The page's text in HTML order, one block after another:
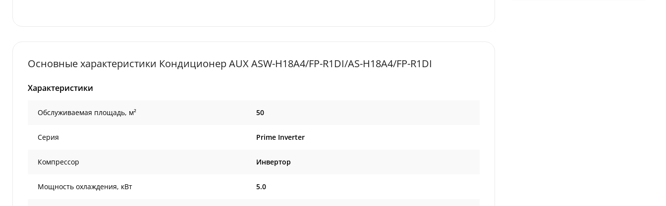
Основные характеристики Кондиционер AUX ASW-H18A4/FP-R1DI/AS-H18A4/FP-R1DI
Характеристики
Обслуживаемая площадь, м² 50
Серия Prime Inverter
Компрессор Инвертор
Мощность охлаждения, кВт 5.0